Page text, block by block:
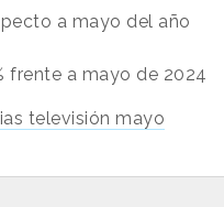
a mayo del año
frente a mayo de 2024
televisión mayo